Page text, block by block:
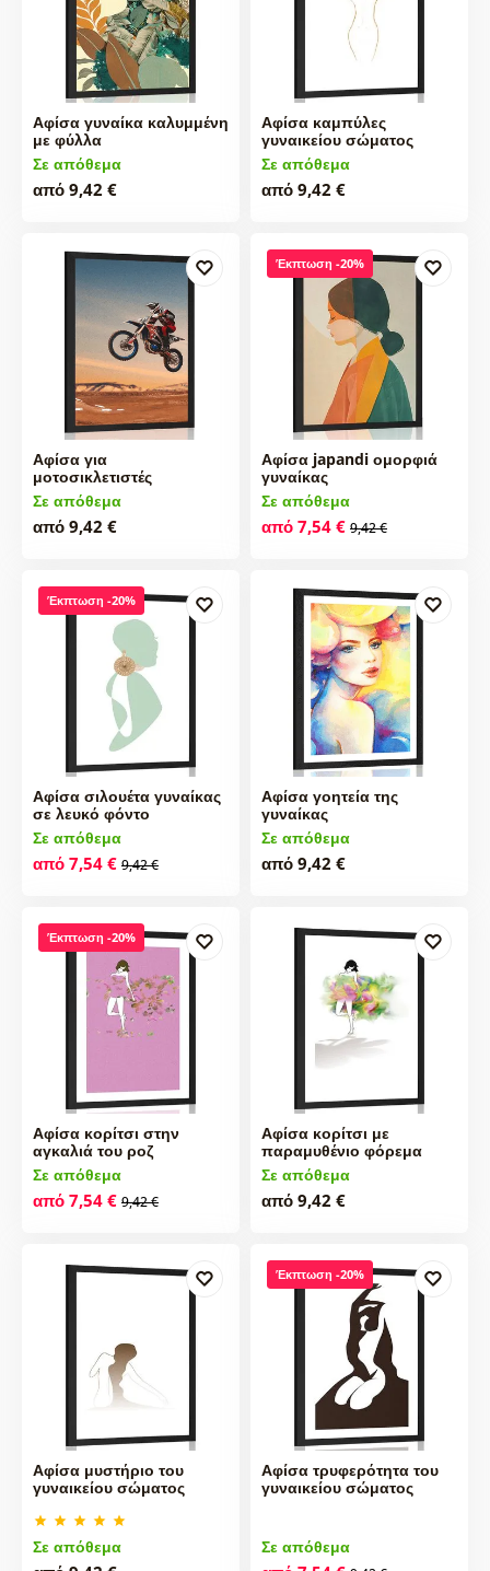
Αφίσα γυναίκα καλυμμένη
με φύλλα
Σε απόθεμα
από 9,42 €
Αφίσα καμπύλες
γυναικείου σώματος
Σε απόθεμα
από 9,42 €
Αφίσα για
μοτοσικλετιστές
Σε απόθεμα
από 9,42 €
Έκπτωση -20%
Αφίσα japandi ομορφιά
γυναίκας
Σε απόθεμα
από 7,54 € 9,42 €
Έκπτωση -20%
Αφίσα σιλουέτα γυναίκας
σε λευκό φόντο
Σε απόθεμα
από 7,54 € 9,42 €
Αφίσα γοητεία της
γυναίκας
Σε απόθεμα
από 9,42 €
Έκπτωση -20%
Αφίσα κορίτσι στην
αγκαλιά του ροζ
Σε απόθεμα
από 7,54 € 9,42 €
Αφίσα κορίτσι με
παραμυθένιο φόρεμα
Σε απόθεμα
από 9,42 €
Αφίσα μυστήριο του
γυναικείου σώματος
Σε απόθεμα
Έκπτωση -20%
Αφίσα τρυφερότητα του
γυναικείου σώματος
Σε απόθεμα